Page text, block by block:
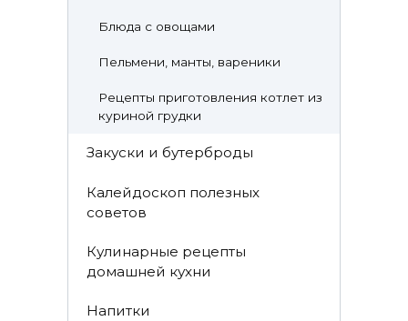
Блюда с овощами
Пельмени, манты, вареники
Рецепты приготовления котлет из
куриной грудки
Закуски и бутерброды
Калейдоскоп полезных
советов
Кулинарные рецепты
домашней кухни
Напитки